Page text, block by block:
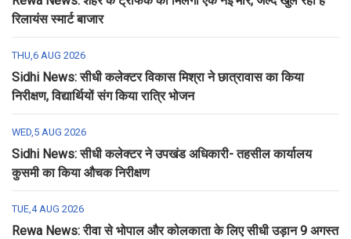
रिलायंस स्मार्ट बाजार
THU,6 AUG 2026
Sidhi News: सीधी कलेक्टर विकास मिश्रा ने छात्रावास का किया
निरीक्षण, विद्यार्थियों संग किया रात्रि भोजन
WED,5 AUG 2026
Sidhi News: सीधी कलेक्टर ने उपखंड अधिकारी- तहसील कार्यालय
कुसमी का किया औचक निरीक्षण
TUE,4 AUG 2026
Rewa News: रीवा से भोपाल और कोलकाता के लिए सीधी उड़ान 9 अगस्त